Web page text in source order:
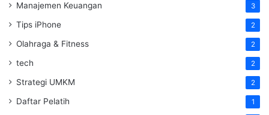
Manajemen Keuangan 3
Tips iPhone 2
Olahraga & Fitness 2
tech 2
Strategi UMKM 2
Daftar Pelatih 1